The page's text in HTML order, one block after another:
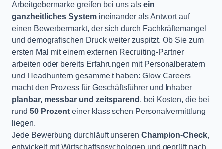
Arbeitgebermarke greifen bei uns als ein
ganzheitliches System ineinander als Antwort auf
einen Bewerbermarkt, der sich durch Fachkräftemangel
und demografischen Druck weiter zuspitzt. Ob Sie zum
ersten Mal mit einem externen Recruiting-Partner
arbeiten oder bereits Erfahrungen mit Personalberatern
und Headhuntern gesammelt haben: Glow Careers
macht den Prozess für Geschäftsführer und Inhaber
planbar, messbar und zeitsparend , bei Kosten, die bei
rund 50 Prozent einer klassischen Personalvermittlung
liegen.
Jede Bewerbung durchläuft unseren Champion-Check,
entwickelt mit Wirtschaftspsychologen und geprüft nach